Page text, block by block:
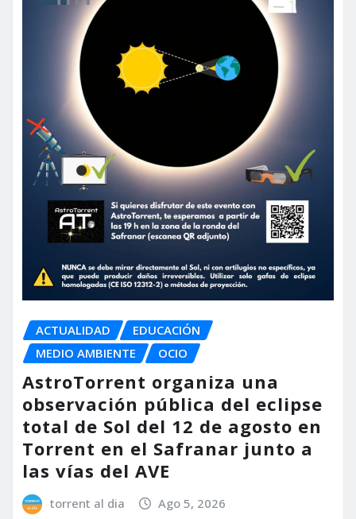
ACTUALIDAD
EDUCACIÓN
MEDIO AMBIENTE
OCIO
AstroTorrent organiza una
observación pública del eclipse
total de Sol del 12 de agosto en
Torrent en el Safranar junto a
las vías del AVE
torrent al dia Ago 5, 2026